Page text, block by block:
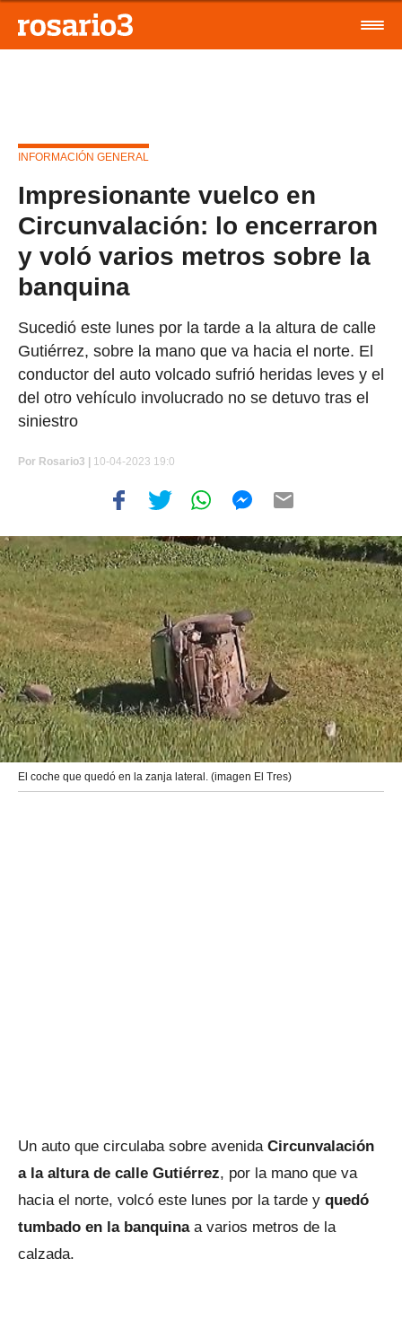
INFORMACIÓN GENERAL
Impresionante vuelco en
Circunvalación: lo encerraron
y voló varios metros sobre la
banquina
Sucedió este lunes por la tarde a la altura de calle
Gutiérrez, sobre la mano que va hacia el norte. El
conductor del auto volcado sufrió heridas leves y el
del otro vehículo involucrado no se detuvo tras el
siniestro
Por Rosario3 | 10-04-2023 19:0
El coche que quedó en la zanja lateral. (imagen El Tres)
Un auto que circulaba sobre avenida Circunvalación
a la altura de calle Gutiérrez, por la mano que va
hacia el norte, volcó este lunes por la tarde y quedó
tumbado en la banquinaa varios metros de la
calzada.